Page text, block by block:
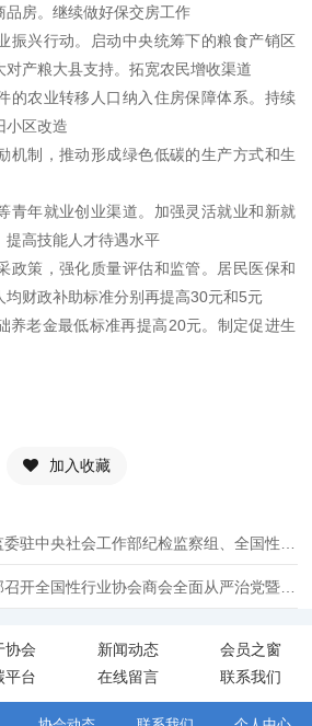
品房。继续做好保交房工作
振兴行动。启动中央统筹下的粮食产销区
产粮大县支持。拓宽农民增收渠道
的农业转移人口纳入住房保障体系。持续
小区改造
机制，推动形成绿色低碳的生产方式和生
青年就业创业渠道。加强灵活就业和新就
提高技能人才待遇水平
政策，强化质量评估和监管。居民医保和
均财政补助标准分别再提高30元和5元
养老金最低标准再提高20元。制定促进生
加入收藏
上一篇：中央纪委国家监委驻中央社会工作部纪检监察组、全国性行业协会商会党委举办全国性行业协会商会党纪学习教育专题辅导报告会
下一篇：中央社会工作部召开全国性行业协会商会全面从严治党暨警示教育会议
协会 新闻动态
会员之窗
平台 在线留言 联系我们